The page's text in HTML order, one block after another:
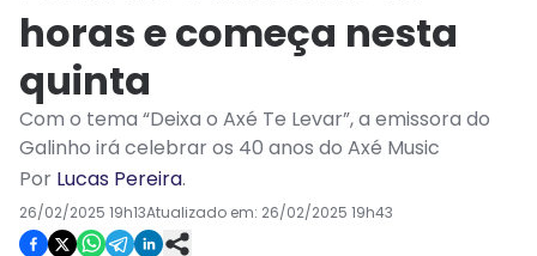
horas e começa nesta
quinta
Com o tema “Deixa o Axé Te Levar”, a emissora do
Galinho irá celebrar os 40 anos do Axé Music
Por Lucas Pereira.
26/02/2025 19h13Atualizado em: 26/02/2025 19h43